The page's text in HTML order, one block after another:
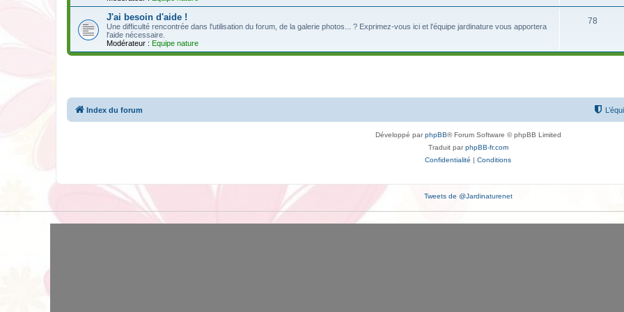
J'ai besoin d'aide !
Une difficulté rencontrée dans l'utilisation du forum, de la galerie photos... ? Exprimez-vous ici et l'équipe jardinature vous apportera
l'aide nécessaire.
Modérateur : Equipe nature
78
Index du forum
Développé parphpBB® Forum Software © phpBB Limited
Traduit parphpBB-fr.com
Confidentialité | Conditions
Tweets de @Jardinaturenet